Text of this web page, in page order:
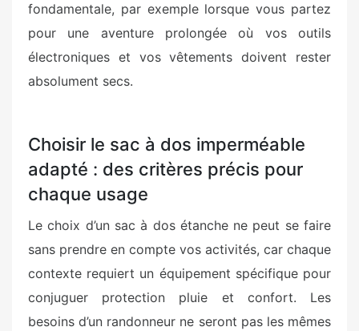
fondamentale, par exemple lorsque vous partez
pour une aventure prolongée où vos outils
électroniques et vos vêtements doivent rester
absolument secs.
Choisir le sac à dos imperméable
adapté : des critères précis pour
chaque usage
Le choix d’un sac à dos étanche ne peut se faire
sans prendre en compte vos activités, car chaque
contexte requiert un équipement spécifique pour
conjuguer protection pluie et confort. Les
besoins d’un randonneur ne seront pas les mêmes